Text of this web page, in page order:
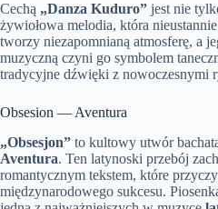
Cechą „Danza Kuduro” jest nie
żywiołowa melodia, która
tworzy niezapomnianą atmosferę, a
muzyczną czyni go symbolem
tradycyjne dźwięki z nowoczesnymi
Obsesion — Aventura
„Obsesjon” to kultowy utwór
Aventura. Ten latynoski przebój
romantycznym tekstem, które
międzynarodowego sukcesu.